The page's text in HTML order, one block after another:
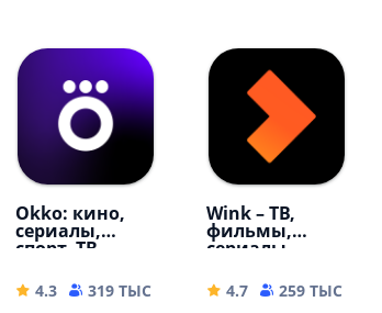
77.21 MB
Okko: кино,
сериалы,
спорт, ТВ
4.3 319 ТЫС
49.9 MB
Wink – ТВ,
фильмы,
сериалы
4.7 259 ТЫС